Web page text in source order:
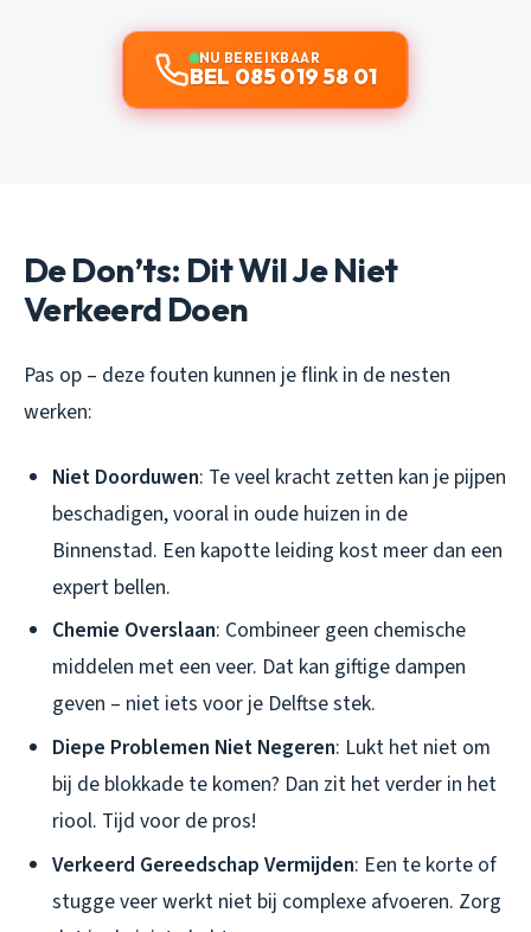
NU BEREIKBAAR
BEL 085 019 58 01
De Don’ts: Dit Wil Je Niet
Verkeerd Doen
Pas op – deze fouten kunnen je flink in de nesten
werken:
Niet Doorduwen: Te veel kracht zetten kan je pijpen
beschadigen, vooral in oude huizen in de
Binnenstad. Een kapotte leiding kost meer dan een
expert bellen.
Chemie Overslaan: Combineer geen chemische
middelen met een veer. Dat kan giftige dampen
geven – niet iets voor je Delftse stek.
Diepe Problemen Niet Negeren: Lukt het niet om
bij de blokkade te komen? Dan zit het verder in het
riool. Tijd voor de pros!
Verkeerd Gereedschap Vermijden: Een te korte of
stugge veer werkt niet bij complexe afvoeren. Zorg